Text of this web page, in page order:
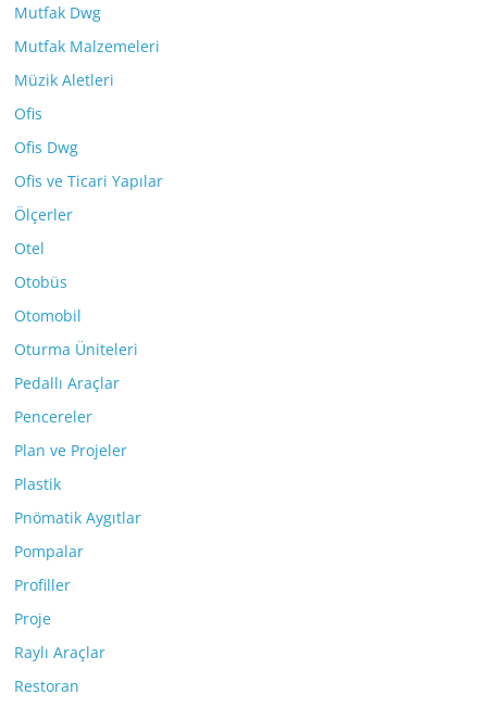
Mutfak Dwg
Mutfak Malzemeleri
Müzik Aletleri
Ofis
Ofis Dwg
Ofis ve Ticari Yapılar
Ölçerler
Otel
Otobüs
Otomobil
Oturma Üniteleri
Pedallı Araçlar
Pencereler
Plan ve Projeler
Plastik
Pnömatik Aygıtlar
Pompalar
Profiller
Proje
Raylı Araçlar
Restoran